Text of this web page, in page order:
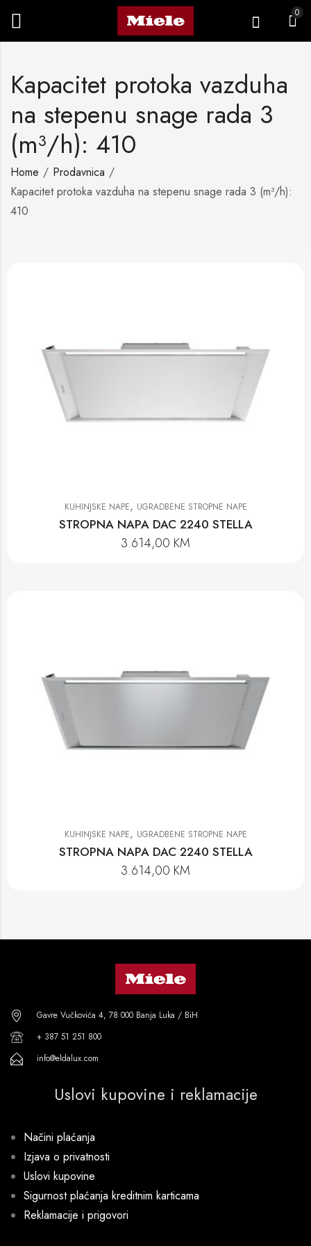
0
Kapacitet protoka vazduha
na stepenu snage rada 3
(m³/h): 410
Home
Prodavnica
Kapacitet protoka vazduha na stepenu snage rada 3 (m³/h):
410
KUHINJSKE NAPE, UGRADBENE STROPNE NAPE
STROPNA NAPA DAC 2240 STELLA
3.614,00 KM
KUHINJSKE NAPE, UGRADBENE STROPNE NAPE
STROPNA NAPA DAC 2240 STELLA
3.614,00 KM
Gavre Vučkovića 4, 78 000 Banja Luka / BiH
+ 387 51 251 800
info@eldalux.com
Uslovi kupovine i reklamacije
Načini plaćanja
Izjava o privatnosti
Uslovi kupovine
Sigurnost plaćanja kreditnim karticama
Reklamacije i prigovori